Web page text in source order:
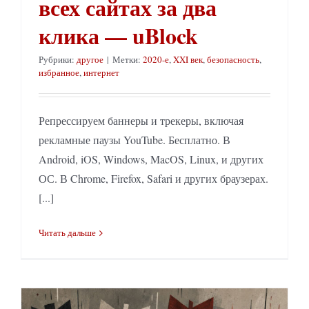
всех сайтах за два
клика — uBlock
Рубрики: другое | Метки: 2020-е,XXI век,безопасность,
избранное,интернет
Репрессируем баннеры и трекеры, включая
рекламные паузы YouTube. Бесплатно. В
Android, iOS, Windows, MacOS, Linux, и других
ОС. В Chrome, Firefox, Safari и других браузерах.
[...]
Читать дальше